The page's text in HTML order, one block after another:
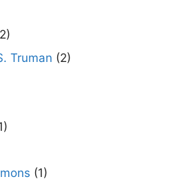
Truman (2)
(1)